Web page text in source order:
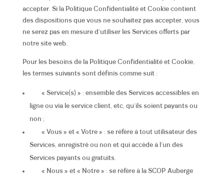
accepter. Si la Politique Confidentialité et Cookie contient
des dispositions que vous ne souhaitez pas accepter, vous
ne serez pas en mesure d’utiliser les Services offerts par
notre site web..
Pour les besoins de la Politique Confidentialité et Cookie,
les termes suivants sont définis comme suit :
« Service(s) » : ensemble des Services accessibles en
ligne ou via le service client, etc, qu’ils soient payants ou
non ;
« Vous » et « Votre » : se réfère à tout utilisateur des
Services, enregistré ou non et qui accède à l’un des
Services payants ou gratuits.
« Nous » et « Notre » : se réfère à la SCOP Auberge